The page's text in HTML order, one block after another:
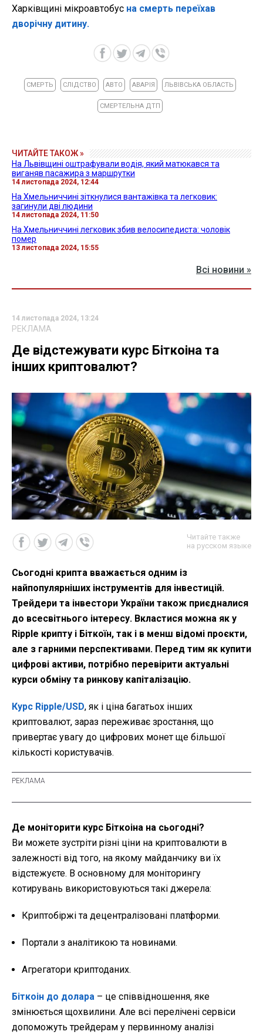
Харківщині мікроавтобус на смерть переїхав
дворічну дитину.
СМЕРТЬ СЛІДСТВО АВТО АВАРІЯ ЛЬВІВСЬКА ОБЛАСТЬ
СМЕРТЕЛЬНА ДТП
ЧИТАЙТЕ ТАКОЖ »
На Львівщині оштрафували водія, який матюкався та
виганяв пасажира з маршрутки
14 листопада 2024, 12:44
На Хмельниччині зіткнулися вантажівка та легковик:
загинули дві людини
14 листопада 2024, 11:50
На Хмельниччині легковик збив велосипедиста: чоловік
помер
13 листопада 2024, 15:55
Всі новини »
14 листопада 2024, 13:24
РЕКЛАМА
Де відстежувати курс Біткоіна та
інших криптовалют?
Читайте также
на русском языке
Сьогодні крипта вважається одним із
найпопулярніших інструментів для інвестицій.
Трейдери та інвестори України також приєдналися
до всесвітнього інтересу. Вкластися можна як у
Ripple крипту і Біткоїн, так і в менш відомі проєкти,
але з гарними перспективами. Перед тим як купити
цифрові активи, потрібно перевірити актуальні
курси обміну та ринкову капіталізацію.
Курс Ripple/USD, як і ціна багатьох інших
криптовалют, зараз переживає зростання, що
привертає увагу до цифрових монет ще більшої
кількості користувачів.
Де моніторити курс Біткоіна на сьогодні?
Ви можете зустріти різні ціни на криптовалюти в
залежності від того, на якому майданчику ви їх
відстежуєте. В основному для моніторингу
котирувань використовуються такі джерела:
Криптобіржі та децентралізовані платформи.
Портали з аналітикою та новинами.
Агрегатори криптоданих.
Біткоін до долара – це співвідношення, яке
змінюється щохвилини. Але всі перелічені сервіси
допоможуть трейдерам у первинному аналізі